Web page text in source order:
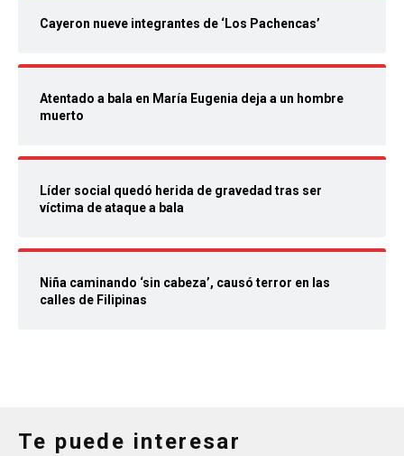
Cayeron nueve integrantes de ‘Los Pachencas’
Atentado a bala en María Eugenia deja a un hombre
muerto
Líder social quedó herida de gravedad tras ser
víctima de ataque a bala
Niña caminando ‘sin cabeza’, causó terror en las
calles de Filipinas
Te puede interesar